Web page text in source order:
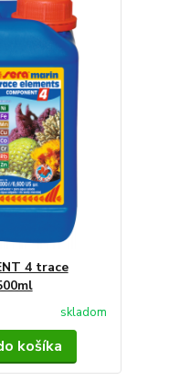
4 trace
skladom
košíka